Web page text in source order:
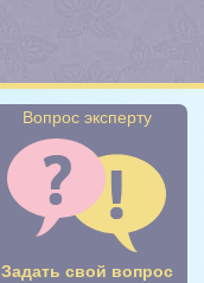
Вопрос эксперту
Задать свой вопрос